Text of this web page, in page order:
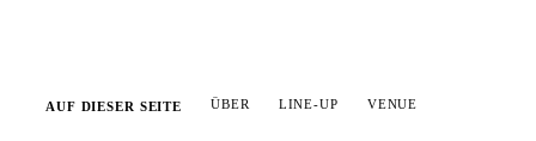
AUF DIESER SEITE ÜBER LINE-UP VENUE